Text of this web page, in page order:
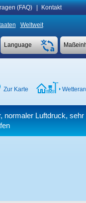
(FAQ) Kontakt
Weltweit
Language
Zur Karte
normaler Luftdruck,